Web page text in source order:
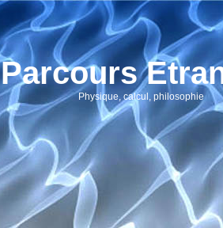
Parcours
Physique, calcul, philosophie